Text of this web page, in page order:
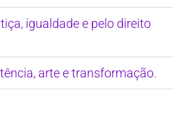
igualdade e pelo direito
arte e transformação.